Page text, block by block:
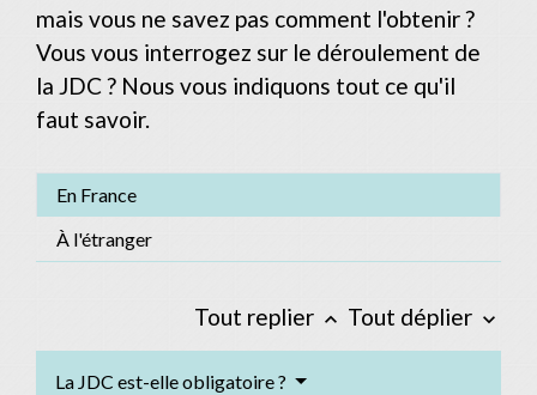
mais vous ne savez pas comment l'obtenir ?
Vous vous interrogez sur le déroulement de
la JDC ? Nous vous indiquons tout ce qu'il
faut savoir.
En France
À l'étranger
Tout replier keyboard_arrow_up Tout déplier keyboard_arrow_down
La JDC est-elle obligatoire ?